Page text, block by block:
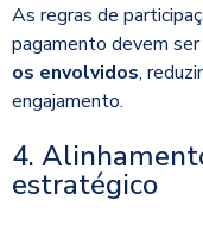
As regras de
pagamento devem ser
os envolvidos,
engajamento.
4.
estratégico